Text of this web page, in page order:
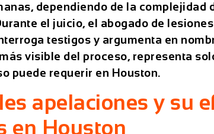
dependiendo de la complejidad
el juicio, el abogado de
testigos y argumenta en
visible del proceso, representa
puede requerir en Houston.
apelaciones y su
en Houston